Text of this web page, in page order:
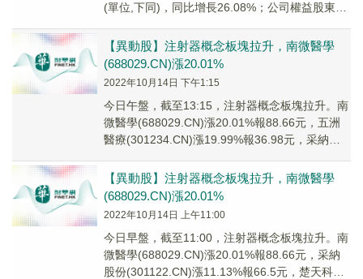
(單位,下同)，同比增長26.08%；公司權益股東應
【異動股】注射器概念板塊拉升，南微醫學
(688029.CN)漲20.01%
2022年10月14日 下午1:15
今日午盤，截至13:15，注射器概念板塊拉升。南
微醫學(688029.CN)漲20.01%報88.66元，五洲
醫療(301234.CN)漲19.99%報36.98元，采納股
【異動股】注射器概念板塊拉升，南微醫學
(688029.CN)漲20.01%
2022年10月14日 上午11:00
今日早盤，截至11:00，注射器概念板塊拉升。南
微醫學(688029.CN)漲20.01%報88.66元，采納
股份(301122.CN)漲11.13%報66.5元，楚天科技